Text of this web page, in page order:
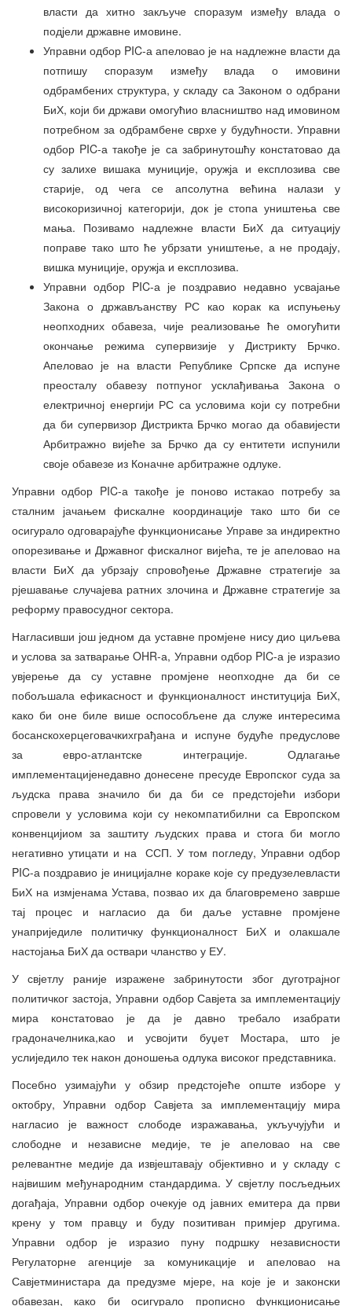
власти да хитно закључе споразум између влада о
подјели државне имовине.
Управни одбор PIC-а апеловао је на надлежне власти да
потпишу споразум између влада о имовини
одбрамбених структура, у складу са Законом о одбрани
БиХ, који би држави омогућио власништво над имовином
потребном за одбрамбене сврхе у будућности. Управни
одбор PIC-а такође је са забринутошћу констатовао да
су залихе вишака муниције, оружја и експлозива све
старије, од чега се апсолутна већина налази у
високоризичној категорији, док је стопа уништења све
мања. Позивамо надлежне власти БиХ да ситуацију
поправе тако што ће убрзати уништење, а не продају,
вишка муниције, оружја и експлозива.
Управни одбор PIC-а је поздравио недавно усвајање
Закона о држављанству РС као корак ка испуњењу
неопходних обавеза, чије реализовање ће омогућити
окончање режима супервизије у Дистрикту Брчко.
Апеловао је на власти Републике Српске да испуне
преосталу обавезу потпуног усклађивања Закона о
електричној енергији РС са условима који су потребни
да би супервизор Дистрикта Брчко могао да обавијести
Арбитражно вијеће за Брчко да су ентитети испунили
своје обавезе из Коначне арбитражне одлуке.
Управни одбор PIC-а такође је поново истакао потребу за
сталним јачањем фискалне координације тако што би се
осигурало одговарајуће функционисање Управе за индиректно
опорезивање и Државног фискалног вијећа, те је апеловао на
власти БиХ да убрзају спровођење Државне стратегије за
рјешавање случајева ратних злочина и Државне стратегије за
реформу правосудног сектора.
Нагласивши још једном да уставне промјене нису дио циљева
и услова за затварање OHR-а, Управни одбор PIC-а је изразио
увјерење да су уставне промјене неопходне да би се
побољшала ефикасност и функционалност институција БиХ,
како би оне биле више оспособљене да служе интересима
босанскохерцеговачкихграђана и испуне будуће предуслове
за евро-атлантске интеграције. Одлагање
имплементацијенедавно донесене пресуде Европског суда за
људска права значило би да би се предстојећи избори
спровели у условима који су некомпатибилни са Европском
конвенцијиом за заштиту људских права и стога би могло
негативно утицати и на ССП. У том погледу, Управни одбор
PIC-а поздравио је иницијалне кораке које су предузелевласти
БиХ на измјенама Устава, позвао их да благовремено заврше
тај процес и нагласио да би даље уставне промјене
унаприједиле политичку функционалност БиХ и олакшале
настојања БиХ да оствари чланство у ЕУ.
У свјетлу раније изражене забринутости због дуготрајног
политичког застоја, Управни одбор Савјета за имплементацију
мира констатовао је да је давно требало изабрати
градоначелника,као и усвојити буџет Мостара, што је
услиједило тек након доношења одлука високог представника.
Посебно узимајући у обзир предстојеће опште изборе у
октобру, Управни одбор Савјета за имплементацију мира
нагласио је важност слободе изражавања, укључујући и
слободне и независне медије, те је апеловао на све
релевантне медије да извјештавају објективно и у складу с
највишим међународним стандардима. У свјетлу посљедњих
догађаја, Управни одбор очекује од јавних емитера да први
крену у том правцу и буду позитиван примјер другима.
Управни одбор је изразио пуну подршку независности
Регулаторне агенције за комуникације и апеловао на
Савјетминистара да предузме мјере, на које је и законски
обавезан, како би осигурало прописно функционисање